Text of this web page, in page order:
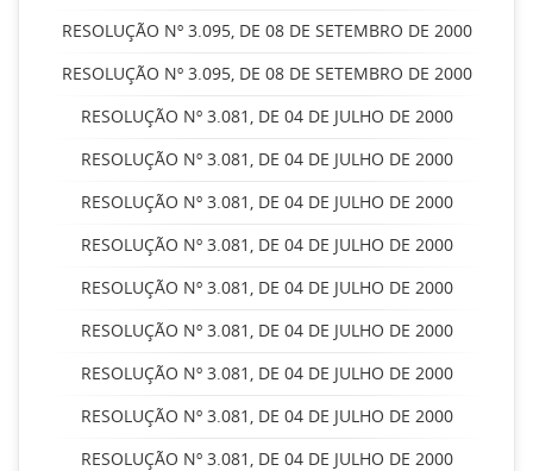
RESOLUÇÃO Nº 3.095, DE 08 DE SETEMBRO DE 2000
RESOLUÇÃO Nº 3.095, DE 08 DE SETEMBRO DE 2000
RESOLUÇÃO Nº 3.081, DE 04 DE JULHO DE 2000
RESOLUÇÃO Nº 3.081, DE 04 DE JULHO DE 2000
RESOLUÇÃO Nº 3.081, DE 04 DE JULHO DE 2000
RESOLUÇÃO Nº 3.081, DE 04 DE JULHO DE 2000
RESOLUÇÃO Nº 3.081, DE 04 DE JULHO DE 2000
RESOLUÇÃO Nº 3.081, DE 04 DE JULHO DE 2000
RESOLUÇÃO Nº 3.081, DE 04 DE JULHO DE 2000
RESOLUÇÃO Nº 3.081, DE 04 DE JULHO DE 2000
RESOLUÇÃO Nº 3.081, DE 04 DE JULHO DE 2000